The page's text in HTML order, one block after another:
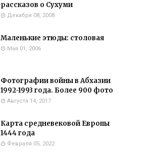
рассказов о Сухуми
Декабря 08, 2008
Маленькие этюды: столовая
Мая 01, 2006
Фотографии войны в Абхазии
1992-1993 года. Более 900 фото
Августа 14, 2017
Карта средневековой Европы
1444 года
Февраля 05, 2022